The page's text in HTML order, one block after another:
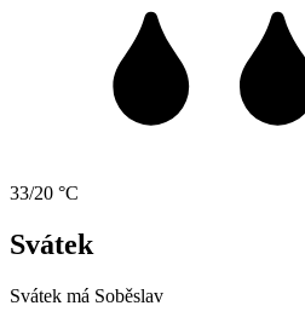
33/20 °C
Svátek
Svátek má Soběslav